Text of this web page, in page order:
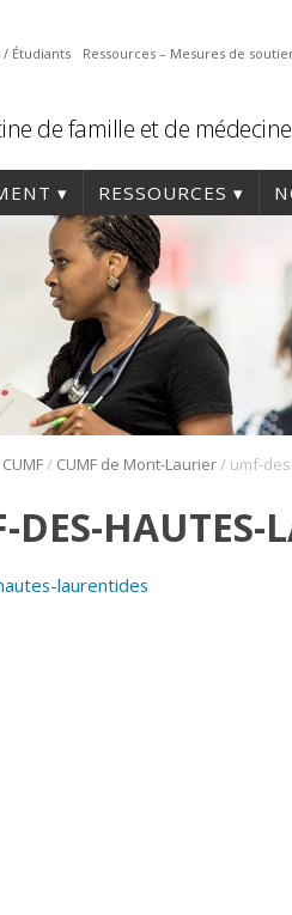
/ Étudiants Ressources – Mesures de
de famille et de médecine
RESSOURCES
/ CUMF de Mont-Laurier/ umf-
DES-HAUTES-
laurentides